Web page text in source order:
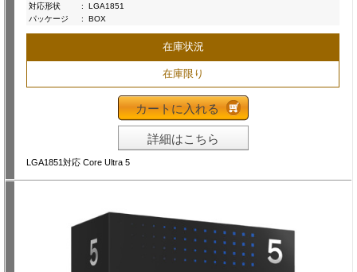
対応形状
:
LGA1851
パッケージ
: BOX
在庫状況
在庫限り
カートに入れる
詳細はこちら
LGA1851対応 Core Ultra 5